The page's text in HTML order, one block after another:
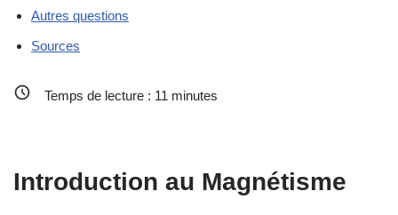
Autres questions
Sources
Temps de lecture : 11 minutes
Introduction au Magnétisme